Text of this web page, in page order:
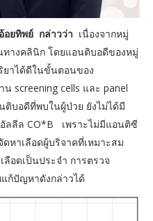
อยทิพย์ กล่าวว่า เนื่องจากหมู่
างคลินิก โดยแอนติบอดีของหมู่
ยาได้ดีในขั้นตอนของ
screening cells และ panel
บอดีที่พบในผู้ป่วย ยังไม่ได้มี
ลลีล CO*B เพราะไม่มีแอนติซี
หาเลือดผู้บริจาคที่เหมาะสม
อดเป็นประจำ การตรวจ
ก้ปัญหาดังกล่าวได้